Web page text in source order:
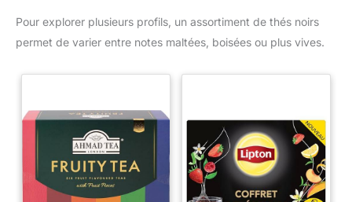
Pour explorer plusieurs profils, un assortiment de thés noirs
permet de varier entre notes maltées, boisées ou plus vives.